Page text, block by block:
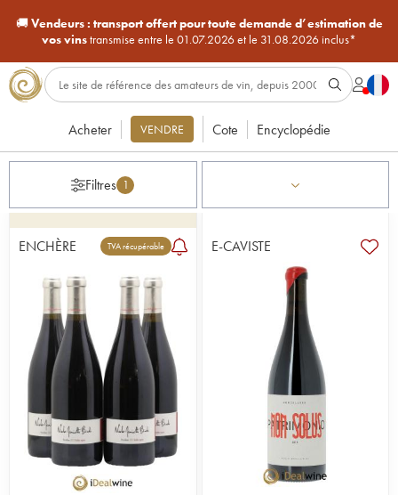
🚚Vendeurs : transport offert pour toute demande d’estimation de
vos vinstransmise entre le 01.07.2026 et le 31.08.2026 inclus*
Acheter VENDRE Cote Encyclopédie
Filtres 1
ENCHÈRE TVA récupérable E-CAVISTE